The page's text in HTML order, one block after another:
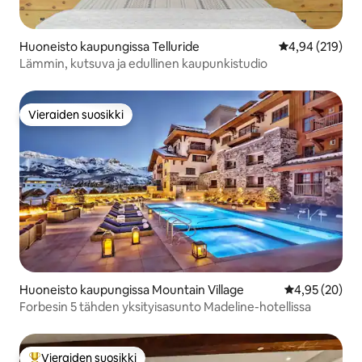
Huoneisto kaupungissa Telluride
4,94 (219)
Lämmin, kutsuva ja edullinen kaupunkistudio
Vieraiden suosikki
Vieraiden suosikki
Huoneisto kaupungissa Mountain Village
4,95 (20)
Forbesin 5 tähden yksityisasunto Madeline-hotellissa
Vieraiden suosikki